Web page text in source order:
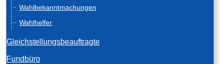
Wahlbekanntmachungen
Wahlhelfer
Gleichstellungsbeauftragte
Fundbüro